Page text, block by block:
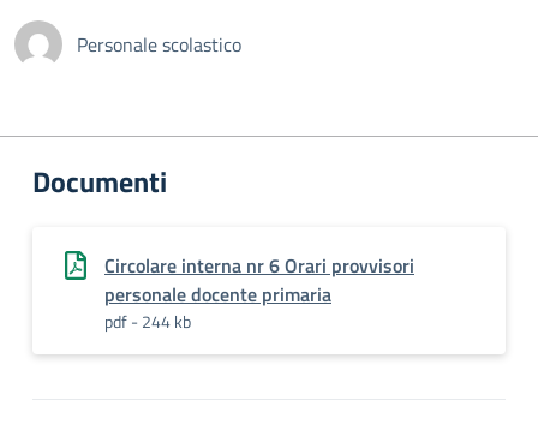
Personale scolastico
Documenti
Circolare interna nr 6 Orari provvisori
personale docente primaria
pdf - 244 kb